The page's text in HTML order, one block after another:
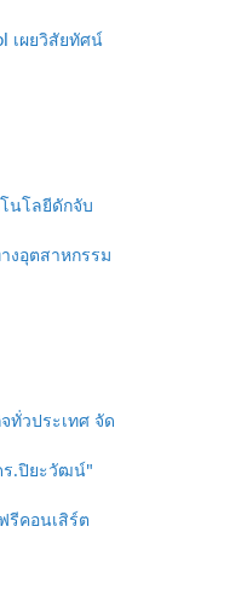
เผยวิสัยทัศน์
นโลยีดักจับ
งอุตสาหกรรม
ทั่วประเทศ จัด
ร.ปิยะวัฒน์"
รีคอนเสิร์ต